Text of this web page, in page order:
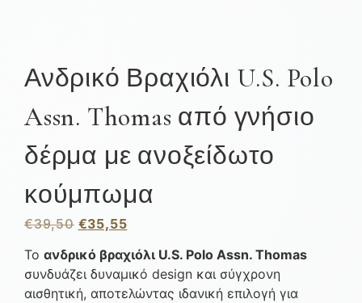
Ανδρικό Βραχιόλι U.S. Polo
Assn. Thomas από γνήσιο
δέρμα με ανοξείδωτο
κούμπωμα
€39,50 €35,55
Το ανδρικό βραχιόλι U.S. Polo Assn. Thomas
συνδυάζει δυναμικό design και σύγχρονη
αισθητική, αποτελώντας ιδανική επιλογή για